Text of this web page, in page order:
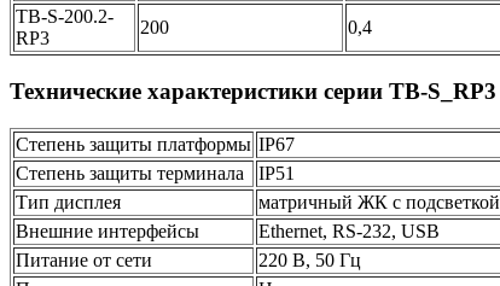
TB-S-200.2-
RP3
200 0,4
Технические характеристики серии TB-S_RP3
Степень защиты платформы IP67
Степень защиты терминала
IP51
Тип дисплея
матричный ЖК с подсветкой
Внешние интерфейсы
Ethernet, RS-232, USB
Питание от сети
220 В, 50 Гц